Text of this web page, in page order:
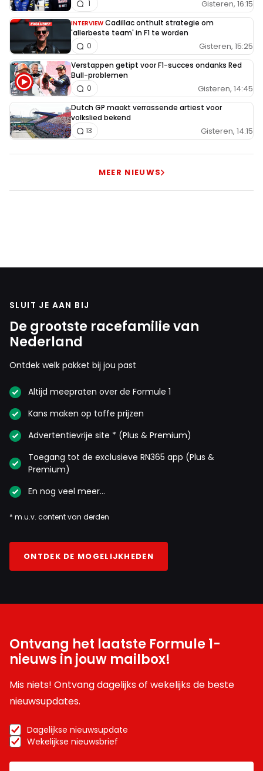
Gisteren, 16:15
1
INTERVIEW Cadillac onthult strategie om
'allerbeste team' in F1 te worden
Gisteren, 15:25
0
Verstappen getipt voor F1-succes ondanks Red
Bull-problemen
Gisteren, 14:45
0
Dutch GP maakt verrassende artiest voor
volkslied bekend
Gisteren, 14:15
13
MEER NIEUWS
SLUIT JE AAN BIJ
De grootste racefamilie van
Nederland
Ontdek welk pakket bij jou past
Altijd meepraten over de Formule 1
Kans maken op toffe prijzen
Advertentievrije site * (Plus & Premium)
Toegang tot de exclusieve RN365 app (Plus &
Premium)
En nog veel meer…
* m.u.v. content van derden
ONTDEK DE MOGELIJKHEDEN
Ontvang het laatste Formule 1-
nieuws in jouw mailbox!
Mis niets! Ontvang dagelijks of wekelijks de beste
nieuwsupdates.
Dagelijkse nieuwsupdate
Wekelijkse nieuwsbrief